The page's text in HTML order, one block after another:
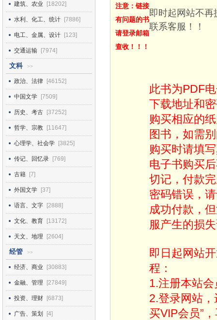
建筑、农业 [18202]
水利、化工、统计 [7886]
电工、金属、设计 [123]
交通运输 [7974]
文科 >>
政治、法律 [46152]
中国文学 [7509]
历史、考古 [37252]
哲学、宗教 [11647]
心理学、社会学 [3825]
传记、回忆录 [769]
古籍 [7]
外国文学 [37]
语言、文字 [2888]
文化、教育 [13172]
天文、地理 [2604]
经管 >>
经济、商业 [30883]
金融、管理 [27849]
投资、理财 [6873]
广告、策划 [4]
注意：链接
有问题的书
请登录邮箱
查收！！！
即时起网站不
联系客服！！
此书为PDF
下载地址和
购买相应的
图书，如需
购买时请填
电子书购买
切记，付款
密码错误，
成功付款，
服产生的损
即日起网站
程：
1.注册本站会
2.登录网站，
买VIP会员”